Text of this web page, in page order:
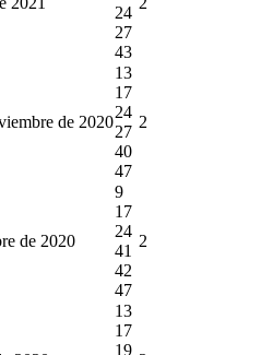
24
27
43
de 2020
13
17
24
27
40
47
2
de 2020
9
17
24
41
42
47
2
13
17
19